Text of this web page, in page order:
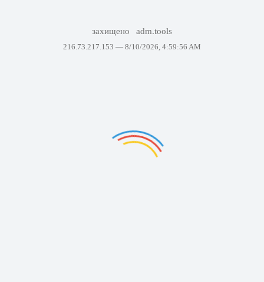
захищено adm.tools
216.73.217.153 — 8/10/2026, 4:59:56 AM